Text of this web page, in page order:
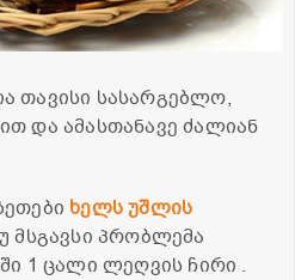
თავისი სასარგებლო,
და ამასთანავე ძალიან
ხელს უშლის
მსგავსი პრობლემა
1 ცალი ლეღვის ჩირი .